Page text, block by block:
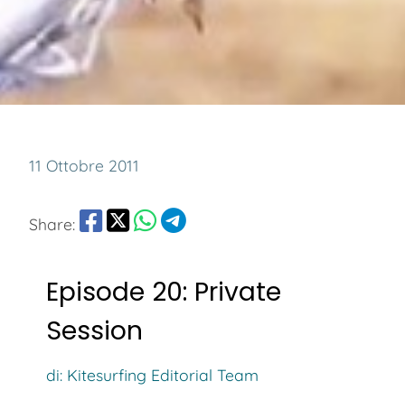
11 Ottobre 2011
Share:
Episode 20: Private
Session
di: Kitesurfing Editorial Team